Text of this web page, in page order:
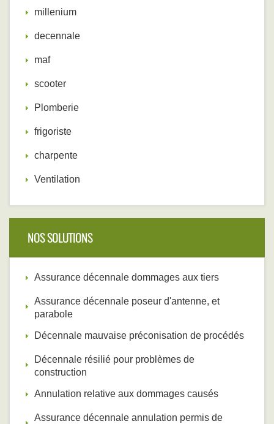
millenium
decennale
maf
scooter
Plomberie
frigoriste
charpente
Ventilation
NOS SOLUTIONS
Assurance décennale dommages aux tiers
Assurance décennale poseur d'antenne, et
parabole
Décennale mauvaise préconisation de procédés
Décennale résilié pour problèmes de
construction
Annulation relative aux dommages causés
Assurance décennale annulation permis de